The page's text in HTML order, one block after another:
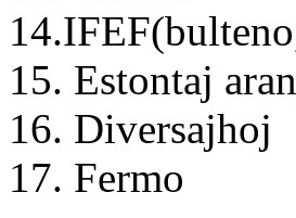
15. Estontaj
16. Diversajhoj
17. Fermo